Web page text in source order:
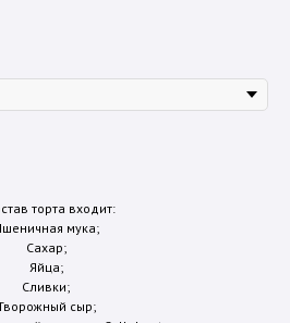
торта входит:
мука;
Сахар;
Яйца;
Сливки;
сыр;